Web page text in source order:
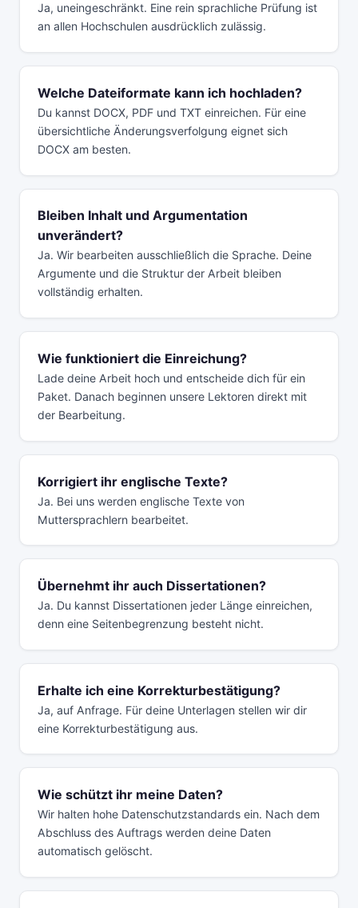
Ja, uneingeschränkt. Eine rein sprachliche Prüfung ist
an allen Hochschulen ausdrücklich zulässig.
Welche Dateiformate kann ich hochladen?
Du kannst DOCX, PDF und TXT einreichen. Für eine
übersichtliche Änderungsverfolgung eignet sich
DOCX am besten.
Bleiben Inhalt und Argumentation
unverändert?
Ja. Wir bearbeiten ausschließlich die Sprache. Deine
Argumente und die Struktur der Arbeit bleiben
vollständig erhalten.
Wie funktioniert die Einreichung?
Lade deine Arbeit hoch und entscheide dich für ein
Paket. Danach beginnen unsere Lektoren direkt mit
der Bearbeitung.
Korrigiert ihr englische Texte?
Ja. Bei uns werden englische Texte von
Muttersprachlern bearbeitet.
Übernehmt ihr auch Dissertationen?
Ja. Du kannst Dissertationen jeder Länge einreichen,
denn eine Seitenbegrenzung besteht nicht.
Erhalte ich eine Korrekturbestätigung?
Ja, auf Anfrage. Für deine Unterlagen stellen wir dir
eine Korrekturbestätigung aus.
Wie schützt ihr meine Daten?
Wir halten hohe Datenschutzstandards ein. Nach dem
Abschluss des Auftrags werden deine Daten
automatisch gelöscht.